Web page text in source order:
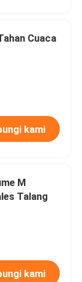
Cuaca
kami
M
Talang
kami